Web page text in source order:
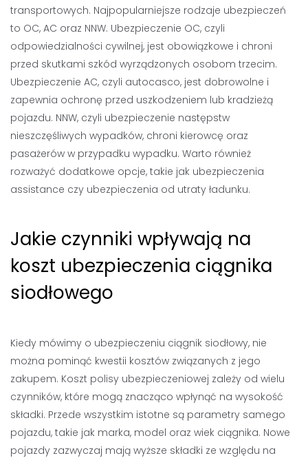
transportowych. Najpopularniejsze rodzaje ubezpieczeń
to OC, AC oraz NNW. Ubezpieczenie OC, czyli
odpowiedzialności cywilnej, jest obowiązkowe i chroni
przed skutkami szkód wyrządzonych osobom trzecim.
Ubezpieczenie AC, czyli autocasco, jest dobrowolne i
zapewnia ochronę przed uszkodzeniem lub kradzieżą
pojazdu. NNW, czyli ubezpieczenie następstw
nieszczęśliwych wypadków, chroni kierowcę oraz
pasażerów w przypadku wypadku. Warto również
rozważyć dodatkowe opcje, takie jak ubezpieczenia
assistance czy ubezpieczenia od utraty ładunku.
Jakie czynniki wpływają na
koszt ubezpieczenia ciągnika
siodłowego
Kiedy mówimy o ubezpieczeniu ciągnik siodłowy, nie
można pominąć kwestii kosztów związanych z jego
zakupem. Koszt polisy ubezpieczeniowej zależy od wielu
czynników, które mogą znacząco wpłynąć na wysokość
składki. Przede wszystkim istotne są parametry samego
pojazdu, takie jak marka, model oraz wiek ciągnika. Nowe
pojazdy zazwyczaj mają wyższe składki ze względu na